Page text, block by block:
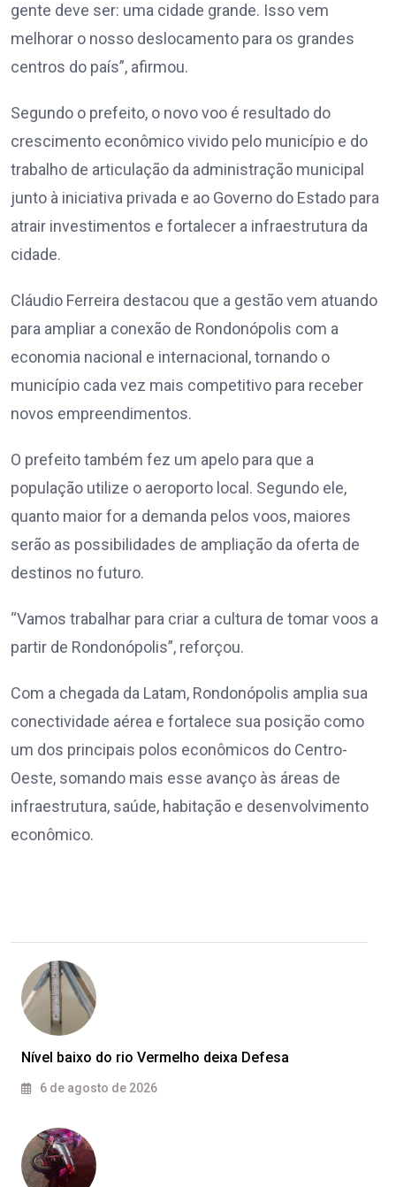
gente deve ser: uma cidade grande. Isso vem
melhorar o nosso deslocamento para os grandes
centros do país”, afirmou.
Segundo o prefeito, o novo voo é resultado do
crescimento econômico vivido pelo município e do
trabalho de articulação da administração municipal
junto à iniciativa privada e ao Governo do Estado para
atrair investimentos e fortalecer a infraestrutura da
cidade.
Cláudio Ferreira destacou que a gestão vem atuando
para ampliar a conexão de Rondonópolis com a
economia nacional e internacional, tornando o
município cada vez mais competitivo para receber
novos empreendimentos.
O prefeito também fez um apelo para que a
população utilize o aeroporto local. Segundo ele,
quanto maior for a demanda pelos voos, maiores
serão as possibilidades de ampliação da oferta de
destinos no futuro.
“Vamos trabalhar para criar a cultura de tomar voos a
partir de Rondonópolis”, reforçou.
Com a chegada da Latam, Rondonópolis amplia sua
conectividade aérea e fortalece sua posição como
um dos principais polos econômicos do Centro-
Oeste, somando mais esse avanço às áreas de
infraestrutura, saúde, habitação e desenvolvimento
econômico.
Nível baixo do rio Vermelho deixa Defesa
6 de agosto de 2026